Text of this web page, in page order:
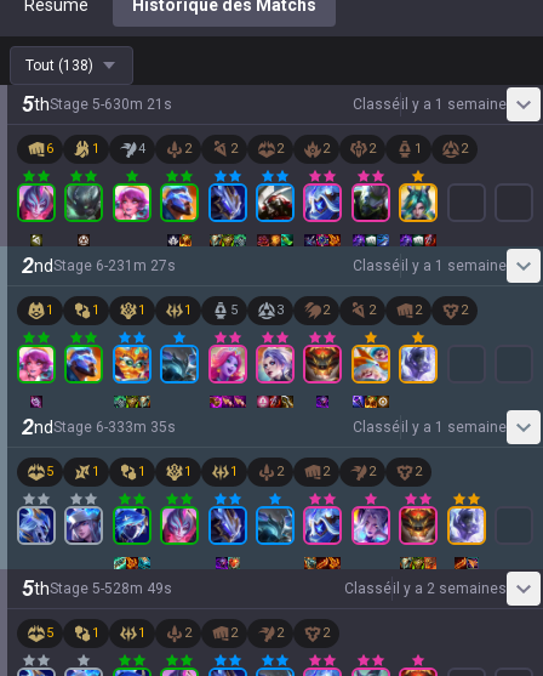
Résumé Historique des Matchs
Tout (138)
5thStage 5-630m 21 s Classéil y a 1 semaine
6 1 4 2 2 2 2 2 1 2
2ndStage 6-231 m 27s Classéil y a 1 semaine
1 1 1 1 5 3 2 2 2 2
2ndStage 6-333m 35s Classéil y a 1 semaine
5 1 1 1 1 2 2 2 2
5thStage 5-528m 49s Classéil y a 2 semaines
5 1 1 2 2 2 2